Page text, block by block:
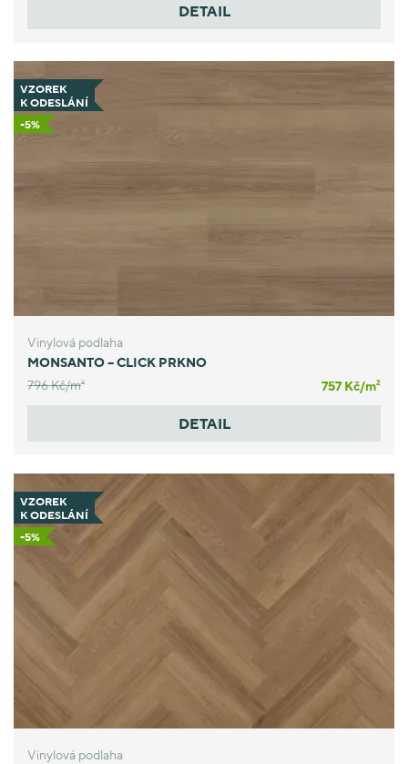
DETAIL
VZOREK
K ODESLÁNÍ
-5%
Vinylová podlaha
MONSANTO – CLICK PRKNO
796 Kč/m2 757 Kč/m2
DETAIL
VZOREK
K ODESLÁNÍ
-5%
Vinylová podlaha